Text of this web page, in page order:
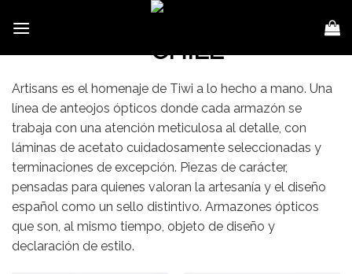
Artisans es el homenaje de Tiwi a lo hecho a mano. Una
línea de anteojos ópticos donde cada armazón se
trabaja con una atención meticulosa al detalle, con
láminas de acetato cuidadosamente seleccionadas y
terminaciones de excepción. Piezas de carácter,
pensadas para quienes valoran la artesanía y el diseño
español como un sello distintivo. Armazones ópticos
que son, al mismo tiempo, objeto de diseño y
declaración de estilo.